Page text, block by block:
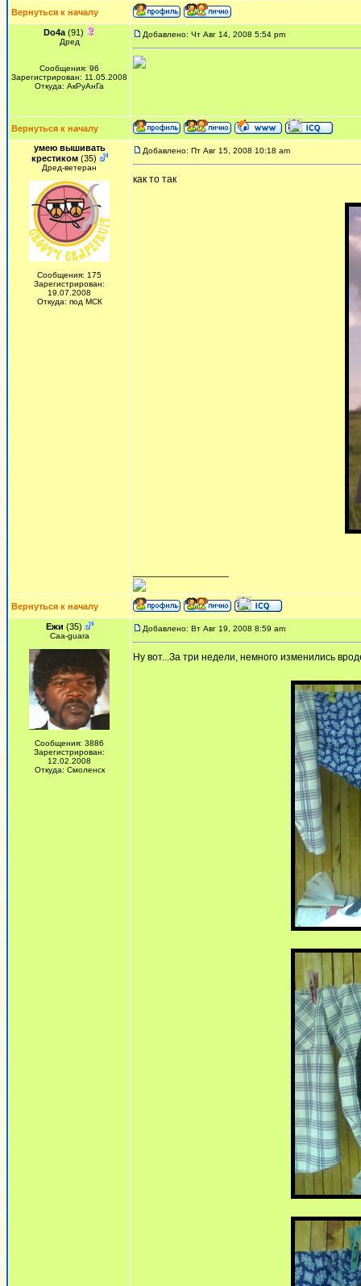
Вернуться к началу
Do4a (91)
Дред
Сообщения: 96
Зарегистрирован: 11.05.2008
Откуда: АкРуАнГа
Добавлено: Чт Авг 14, 2008 5:54 pm
Вернуться к началу
умею вышивать
крестиком(35)
Дред-ветеран
Сообщения: 175
Зарегистрирован:
19.07.2008
Откуда: под МСК
Добавлено: Пт Авг 15, 2008 10:18 am
как то так
Вернуться к началу
Ежи (35)
Сaa-guara
Сообщения: 3886
Зарегистрирован:
12.02.2008
Откуда: Смоленск
Добавлено: Вт Авг 19, 2008 8:59 am
Ну вот...За три недели, немного изменились